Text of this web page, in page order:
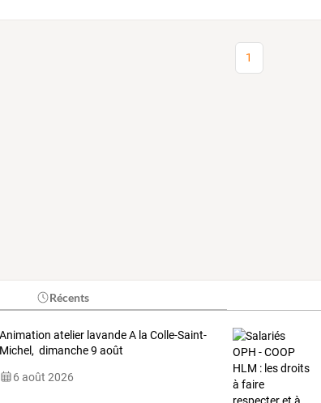
1
Récents
Animation atelier lavande A la Colle-Saint-
Michel, dimanche 9 août
6 août 2026